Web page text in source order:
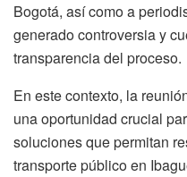
Bogotá, así como a
generado controversia y
transparencia del proceso.
En este contexto, la
una oportunidad crucial
soluciones que permitan
transporte público en